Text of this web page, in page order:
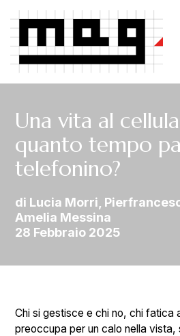
Una vita al
quanto tempo
telefonino?
di Lucia Morri,
Amelia Messina
28 Febbraio 2025
Chi si gestisce e chi no, chi fatica
preoccupa per un calo nella vista,